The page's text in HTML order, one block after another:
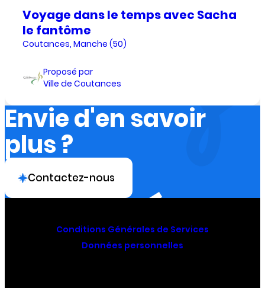
Voyage dans le temps avec Sacha
le fantôme
Coutances, Manche (50)
Proposé par
Ville de Coutances
Envie d'en savoir
plus ?
Contactez-nous
Conditions Générales de Services
Données personnelles